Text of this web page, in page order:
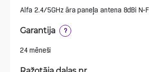
Alfa 2.4/5GHz āra paneļa antena 8dBi N-
Garantija ?
24 mēneši